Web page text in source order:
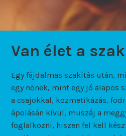
Van élet a
Egy fájdalmas szakítás után,
egy nőnek, mint egy jó alapos
a csajokkal, kozmetikázás,
ápolásán kívül, muszáj a
foglalkozni, hiszen fel kell